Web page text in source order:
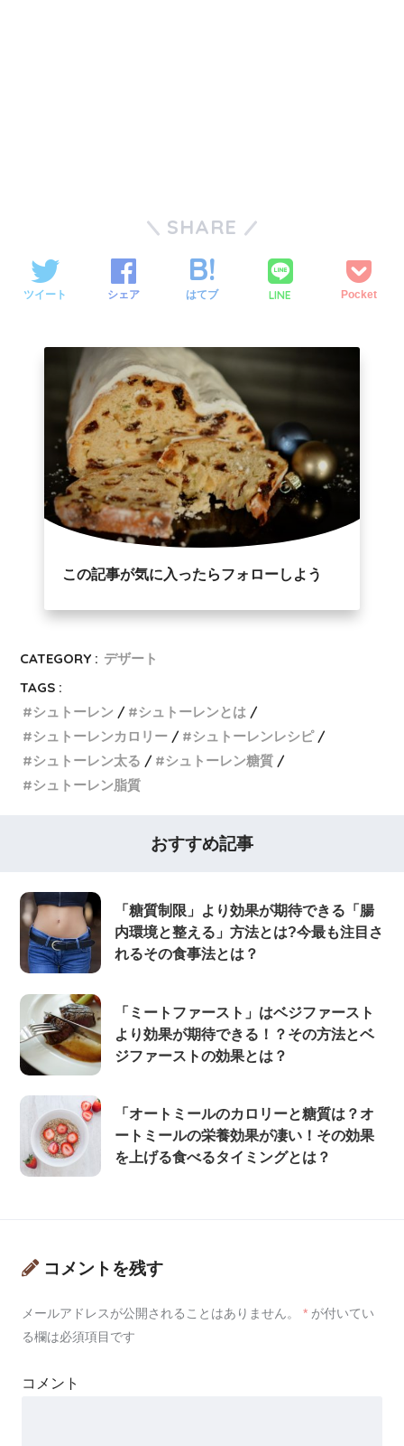
SHARE
ツイート シェア はてブ LINE Pocket
この記事が気に入ったらフォローしよう
CATEGORY : デザート
TAGS :
シュトーレン
シュトーレンとは
シュトーレンカロリー
シュトーレンレシピ
シュトーレン太る
シュトーレン糖質
シュトーレン脂質
おすすめ記事
「糖質制限」より効果が期待できる「腸
内環境と整える」方法とは?今最も注目さ
れるその食事法とは？
「ミートファースト」はベジファースト
より効果が期待できる！？その方法とベ
ジファーストの効果とは？
「オートミールのカロリーと糖質は？オ
ートミールの栄養効果が凄い！その効果
を上げる食べるタイミングとは？
コメントを残す
メールアドレスが公開されることはありません。 * が付いてい
る欄は必須項目です
コメント